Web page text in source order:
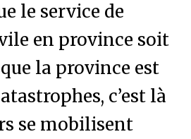
le service de
en province soit
la province est
c’est là
se mobilisent